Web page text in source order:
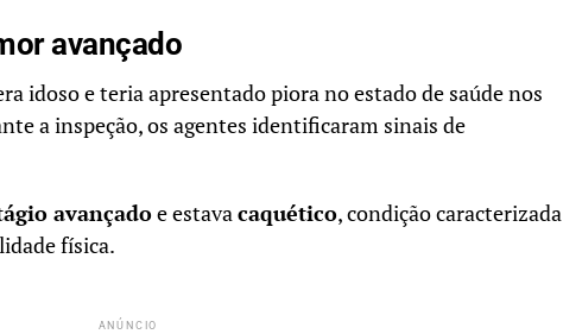
avançado
idoso e teria apresentado piora no estado de saúde nos
a inspeção, os agentes identificaram sinais de
avançadoe estavacaquético, condição caracterizada
física.
ANÚNCIO